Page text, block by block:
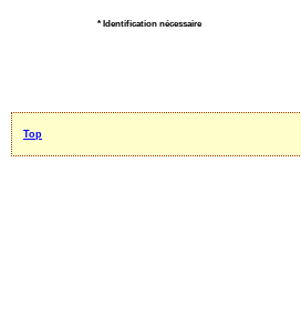
* Identification nécessaire
Top